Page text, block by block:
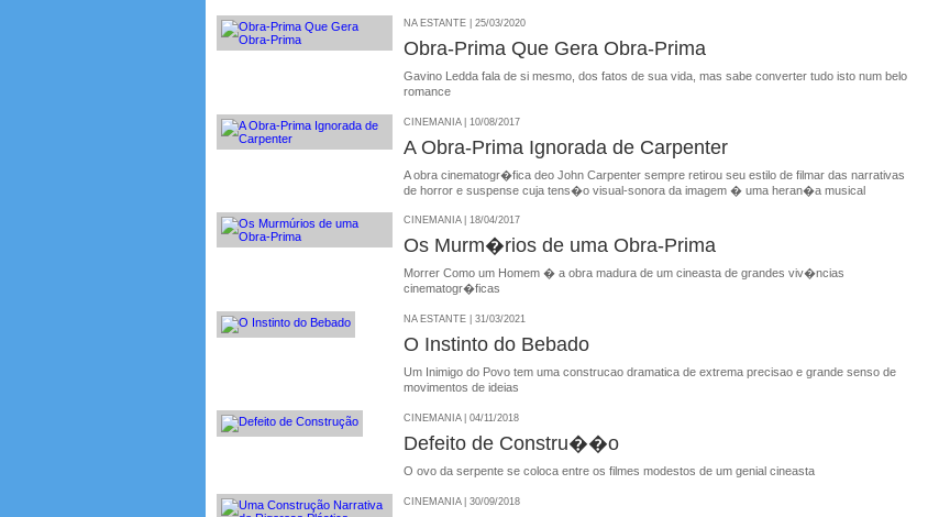
NA ESTANTE | 25/03/2020
Obra-Prima Que Gera Obra-Prima
Gavino Ledda fala de si mesmo, dos fatos de sua vida, mas sabe converter tudo isto num belo
romance
CINEMANIA | 10/08/2017
A Obra-Prima Ignorada de Carpenter
A obra cinematogr�fica deo John Carpenter sempre retirou seu estilo de filmar das narrativas
de horror e suspense cuja tens�o visual-sonora da imagem � uma heran�a musical
CINEMANIA | 18/04/2017
Os Murm�rios de uma Obra-Prima
Morrer Como um Homem � a obra madura de um cineasta de grandes viv�ncias
cinematogr�ficas
NA ESTANTE | 31/03/2021
O Instinto do Bebado
Um Inimigo do Povo tem uma construcao dramatica de extrema precisao e grande senso de
movimentos de ideias
CINEMANIA | 04/11/2018
Defeito de Constru��o
O ovo da serpente se coloca entre os filmes modestos de um genial cineasta
CINEMANIA | 30/09/2018